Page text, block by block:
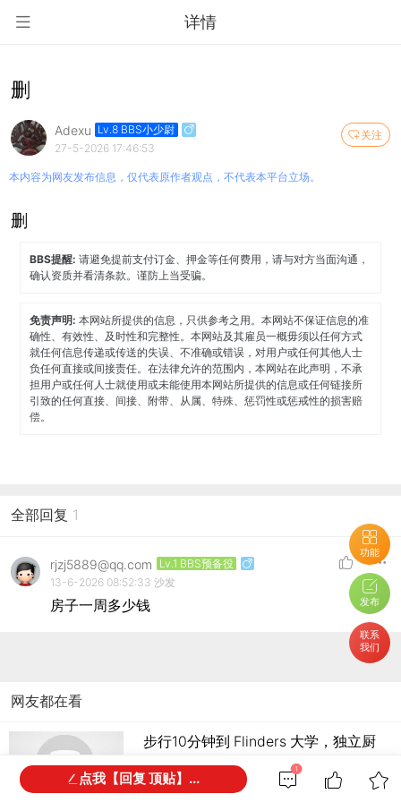
详情
功能
发布
联系
我们
删
关注
Adexu Lv.8 BBS小少尉
27-5-2026 17:46:53
本内容为网友发布信息，仅代表原作者观点，不代表本平台立场。
删
BBS提醒:请避免提前支付订金、押金等任何费用，请与对方当面沟通，
确认资质并看清条款。谨防上当受骗。
免责声明:本网站所提供的信息，只供参考之用。本网站不保证信息的准
确性、有效性、及时性和完整性。本网站及其雇员一概毋须以任何方式
就任何信息传递或传送的失误、不准确或错误，对用户或任何其他人士
负任何直接或间接责任。在法律允许的范围内，本网站在此声明，不承
担用户或任何人士就使用或未能使用本网站所提供的信息或任何链接所
引致的任何直接、间接、附带、从属、特殊、惩罚性或惩戒性的损害赔
偿。
全部回复 1
rjzj5889@qq.com
Lv.1 BBS预备役
13-6-2026 08:52:33 沙发
房子一周多少钱
网友都在看
步行10分钟到 Flinders 大学，独立厨
卫两房一厅 Granny Flat 整租
1
点我【回复 顶贴】...